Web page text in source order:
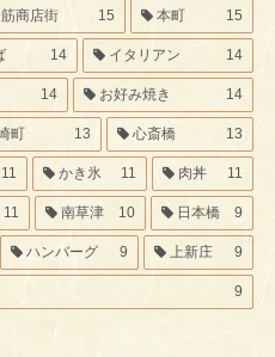
商店街 15 本町 15
14 イタリアン 14
14 お好み焼き 14
町 13 心斎橋 13
11 かき氷 11 肉丼 11
11 南草津 10 日本橋 9
ハンバーグ 9 上新庄 9
9